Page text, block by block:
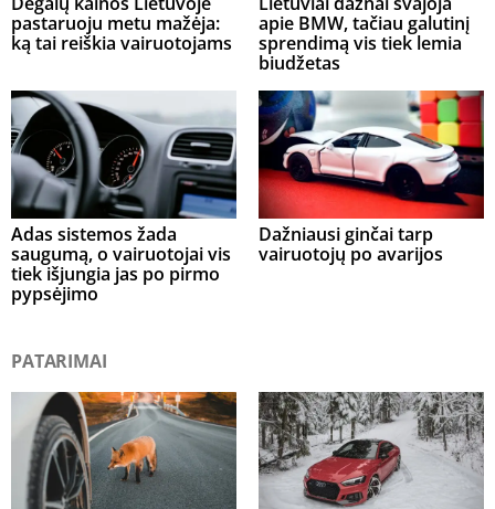
pastaruoju metu mažėja:
ką tai reiškia vairuotojams
apie BMW, tačiau galutinį
sprendimą vis tiek lemia
biudžetas
Adas sistemos žada
saugumą, o vairuotojai vis
tiek išjungia jas po pirmo
pypsėjimo
Dažniausi ginčai tarp
vairuotojų po avarijos
PATARIMAI